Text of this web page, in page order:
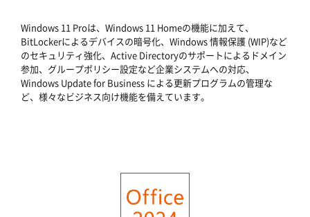
Windows 11 Proは、Windows 11 Homeの機能に加えて、
BitLockerによるデバイスの暗号化、Windows 情報保護 (WIP)など
のセキュリティ強化、Active Directoryのサポートによるドメイン
参加、グループポリシー設定など企業システムへの対応、
Windows Update for Business による更新プログラムの管理な
ど、様々なビジネス向け機能を備えています。